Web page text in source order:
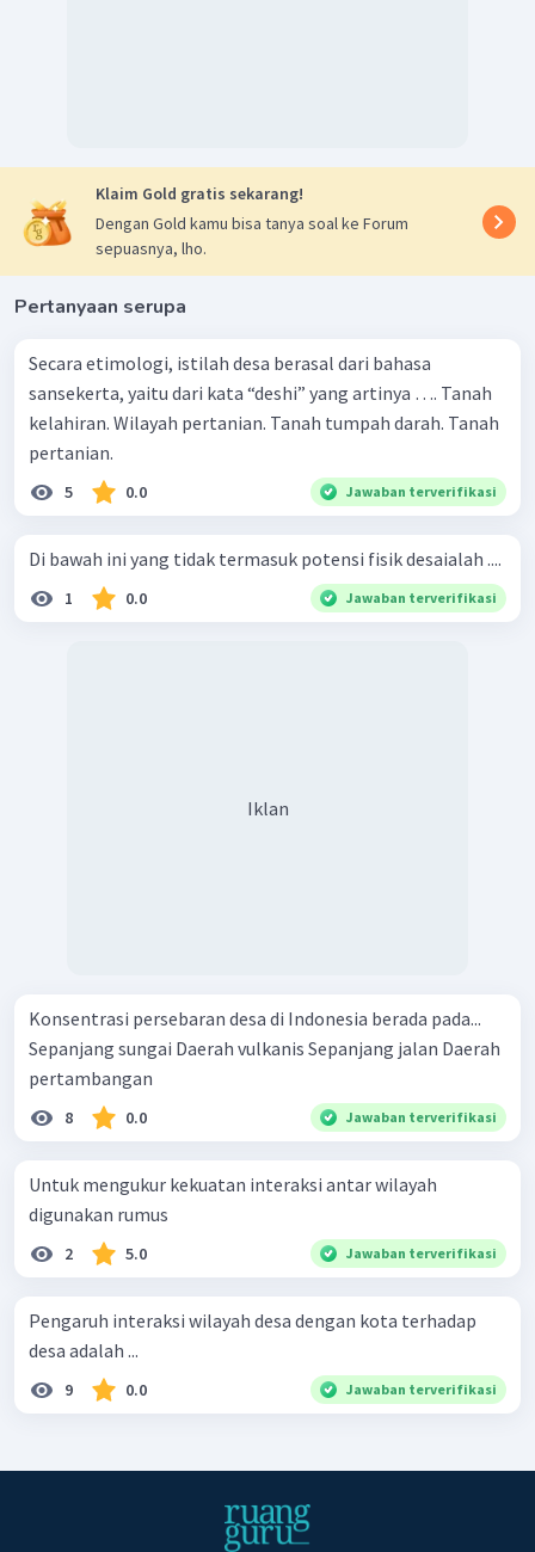
Klaim Gold gratis sekarang!
Dengan Gold kamu bisa tanya soal ke Forum
sepuasnya, lho.
Pertanyaan serupa
Secara etimologi, istilah desa berasal dari bahasa
sansekerta, yaitu dari kata “deshi” yang artinya …. Tanah
kelahiran. Wilayah pertanian. Tanah tumpah darah. Tanah
pertanian.
5 0.0 Jawaban terverifikasi
Di bawah ini yang tidak termasuk potensi fisik desaialah ....
1 0.0 Jawaban terverifikasi
Iklan
Konsentrasi persebaran desa di Indonesia berada pada...
Sepanjang sungai Daerah vulkanis Sepanjang jalan Daerah
pertambangan
8 0.0 Jawaban terverifikasi
Untuk mengukur kekuatan interaksi antar wilayah
digunakan rumus
2 5.0 Jawaban terverifikasi
Pengaruh interaksi wilayah desa dengan kota terhadap
desa adalah ...
9 0.0 Jawaban terverifikasi